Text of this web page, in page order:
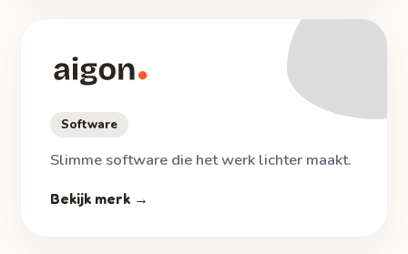
Software
Slimme software die het werk lichter maakt.
Bekijk merk →